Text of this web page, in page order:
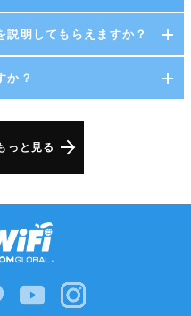
説明してもらえますか？
か？
っと見る